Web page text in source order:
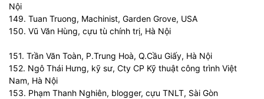
Nội
149. Tuan Truong, Machinist, Garden Grove, USA
150. Vũ Văn Hùng, cựu tù chính trị, Hà Nội
151. Trần Văn Toàn, P.Trung Hoà, Q.Cầu Giấy, Hà Nội
152. Ngô Thái Hưng, kỹ sư, Cty CP Kỹ thuật công trình Việt
Nam, Hà Nội
153. Phạm Thanh Nghiên, blogger, cựu TNLT, Sài Gòn